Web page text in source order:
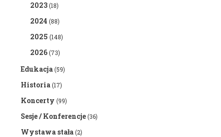
2023(18)
2024 (88)
2025 (148)
2026(73)
Edukacja(59)
Historia(17)
Koncerty (99)
Sesje / Konferencje(36)
Wystawa stała(2)